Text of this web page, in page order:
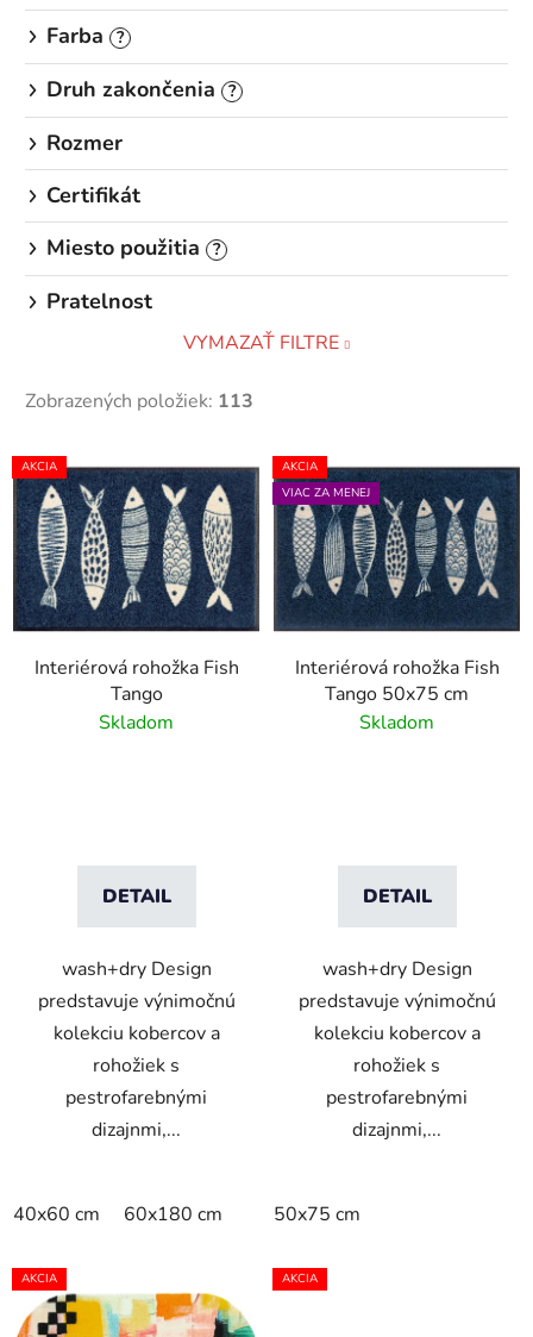
Farba
?
Druh zakončenia ?
Rozmer
Certifikát
Miesto použitia
?
Pratelnost
VYMAZAŤ FILTRE
Zobrazených položiek: 113
V
ý
p
i
s
p
r
AKCIA
Interiérová rohožka Fish
Tango
Skladom
DETAIL
wash+dry Design
predstavuje výnimočnú
kolekciu kobercov a
rohožiek s
pestrofarebnými
dizajnmi,...
40x60 cm 60x180 cm
AKCIA
VIAC ZA MENEJ
Interiérová rohožka Fish
Tango 50x75 cm
Skladom
DETAIL
wash+dry Design
predstavuje výnimočnú
kolekciu kobercov a
rohožiek s
pestrofarebnými
dizajnmi,...
50x75 cm
AKCIA AKCIA